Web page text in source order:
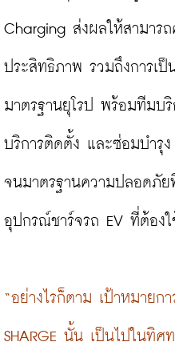
Charging ส่งผลให้สามาร
ประสิทธิภาพ รวมถึงการเ
มาตรฐานยุโรป พร้อมทีมบ
บริการติดตั้ง และซ่อมบำรุ
จนมาตรฐานความปลอดภัย
อุปกรณ์ชาร์จรถ EV ที่ต้องใ
“อย่างไรก็ตาม เป้าหมายก
SHARGE นั้น เป็นไปในทิศ